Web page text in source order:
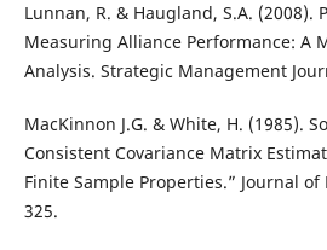
Lunnan, R. & Haugland, S.A. (2008).
Measuring Alliance Performance: A
Analysis. Strategic Management
MacKinnon J.G. & White, H. (1985).
Consistent Covariance Matrix
Finite Sample Properties.” Journal of
325.